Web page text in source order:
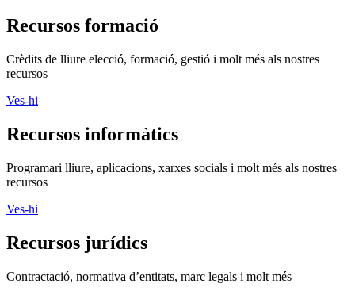
Recursos formació
Crèdits de lliure elecció, formació, gestió i molt més als nostres
recursos
Ves-hi
Recursos informàtics
Programari lliure, aplicacions, xarxes socials i molt més als nostres
recursos
Ves-hi
Recursos jurídics
Contractació, normativa d’entitats, marc legals i molt més